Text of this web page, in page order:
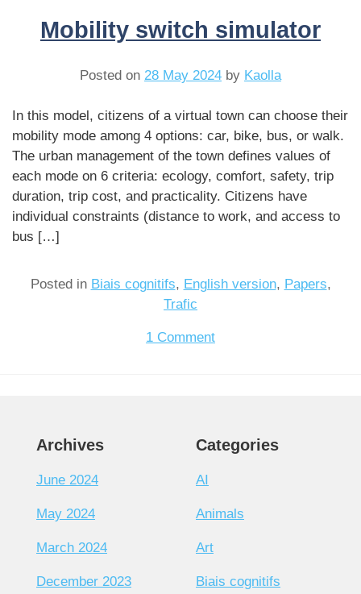
de
Mobility switch simulator
Posted on 28 May 2024 by Kaolla
In this model, citizens of a virtual town can choose their
mobility mode among 4 options: car, bike, bus, or walk.
The urban management of the town defines values of
each mode on 6 criteria: ecology, comfort, safety, trip
duration, trip cost, and practicality. Citizens have
individual constraints (distance to work, and access to
bus […]
Posted in Biais cognitifs, English version, Papers,
Trafic
1 Commenton
Archives
June 2024
May 2024
March 2024
December 2023
Categories
AI
Animals
Art
Biais cognitifs